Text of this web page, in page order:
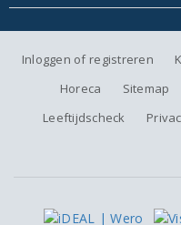
Inloggen of registreren
Horeca
Sitemap
Leeftijdscheck